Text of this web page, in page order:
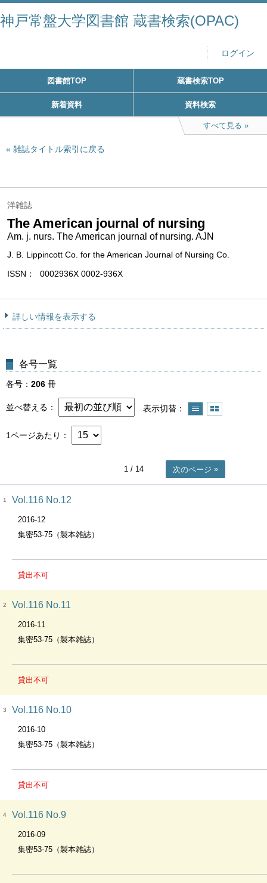
神戸常盤大学図書館 蔵書検索(OPAC)
ログイン
図書館TOP 蔵書検索TOP
新着資料 資料検索
すべて見る
雑誌タイトル索引に戻る
洋雑誌
The American journal of nursing
Am. j. nurs. The American journal of nursing. AJN
J. B. Lippincott Co. for the American Journal of Nursing Co.
ISSN
0002936X 0002-936X
詳しい情報を表示する
各号一覧
各号 206 冊
並べ替える 表示切替
1ページあたり
1/ 14 次のページ
1 Vol.116 No.12
2016-12
集密53-75（製本雑誌）
貸出不可
2 Vol.116 No.11
2016-11
集密53-75（製本雑誌）
貸出不可
3 Vol.116 No.10
2016-10
集密53-75（製本雑誌）
貸出不可
4 Vol.116 No.9
2016-09
集密53-75（製本雑誌）